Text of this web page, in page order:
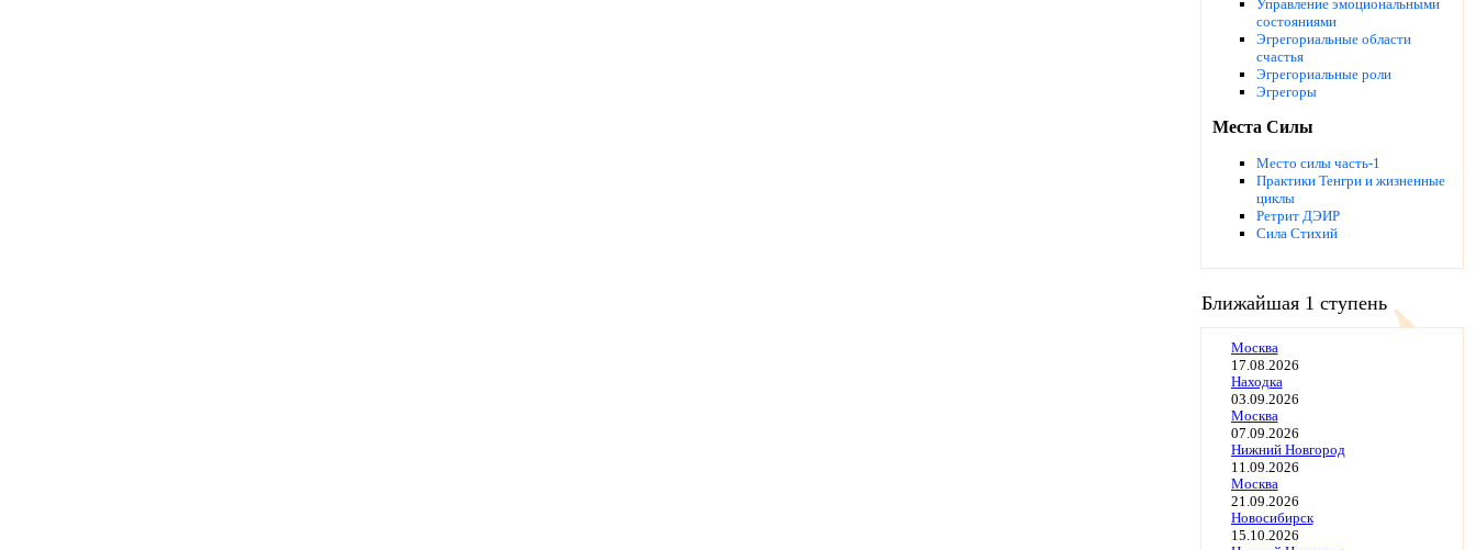
Управление эмоциональными
состояниями
Эгрегориальные области
счастья
Эгрегориальные роли
Эгрегоры
Места Силы
Место силы часть-1
Практики Тенгри и жизненные
циклы
Ретрит ДЭИР
Сила Стихий
Ближайшая 1 ступень
Москва
17.08.2026
Находка
03.09.2026
Москва
07.09.2026
Нижний Новгород
11.09.2026
Москва
21.09.2026
Новосибирск
15.10.2026